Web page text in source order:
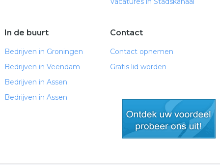
In de buurt
Bedrijven in Groningen
Bedrijven in Veendam
Bedrijven in Assen
Bedrijven in Assen
Contact
Contact opnemen
Gratis lid worden